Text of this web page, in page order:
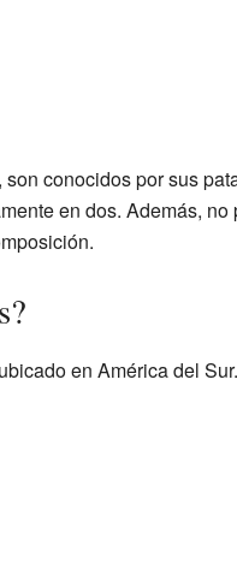
son conocidos por sus
en dos. Además,
en América del